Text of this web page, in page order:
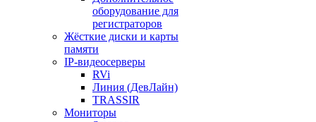
оборудование для
регистраторов
Жёсткие диски и карты
памяти
IP-видеосерверы
RVi
Линия (ДевЛайн)
TRASSIR
Мониторы